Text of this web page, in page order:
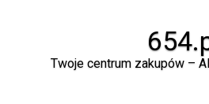
Twoje centrum zakupów –